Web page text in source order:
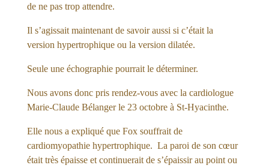
de ne pas trop attendre.
Il s’agissait maintenant de savoir aussi si c’était la
version hypertrophique ou la version dilatée.
Seule une échographie pourrait le déterminer.
Nous avons donc pris rendez-vous avec la cardiologue
Marie-Claude Bélanger le 23 octobre à St-Hyacinthe.
Elle nous a expliqué que Fox souffrait de
cardiomyopathie hypertrophique. La paroi de son cœur
était très épaisse et continuerait de s’épaissir au point ou